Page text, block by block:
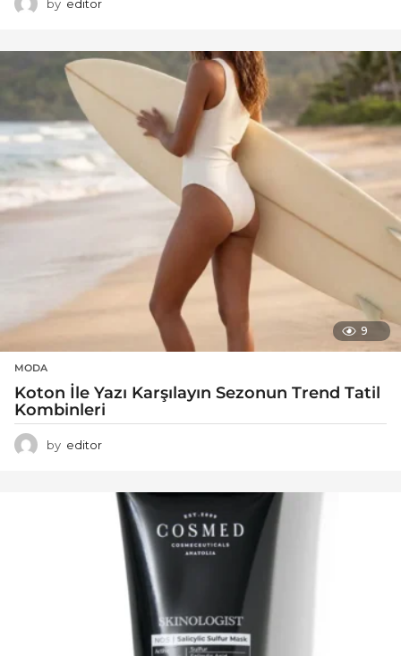
by editor
9
MODA
Koton İle Yazı Karşılayın Sezonun Trend Tatil
Kombinleri
by editor